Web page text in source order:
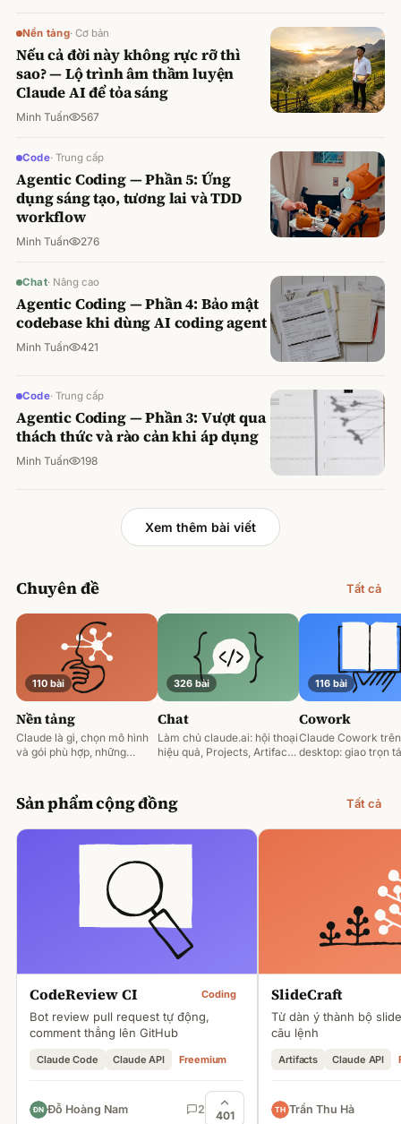
Nền tảng· Cơ bản
Nếu cả đời này không rực rỡ thì
sao? — Lộ trình âm thầm luyện
Claude AI để tỏa sáng
Minh Tuấn 567
Code· Trung cấp
Agentic Coding — Phần 5: Ứng
dụng sáng tạo, tương lai và TDD
workflow
Minh Tuấn 276
Chat· Nâng cao
Agentic Coding — Phần 4: Bảo mật
codebase khi dùng AI coding agent
Minh Tuấn 421
Code· Trung cấp
Agentic Coding — Phần 3: Vượt qua
thách thức và rào cản khi áp dụng
Minh Tuấn 198
Xem thêm bài viết
Chuyên đề Tất cả
110 bài
Nền tảng
Claude là gì, chọn mô hình
và gói phù hợp, những
326 bài
Chat
Làm chủ claude.ai: hội thoại
hiệu quả, Projects, Artifacts
116 bài
Cowork
Claude Cowork trên
desktop: giao trọn
Sản phẩm cộng đồng Tất cả
CodeReview CI Coding
Bot review pull request tự động,
comment thẳng lên GitHub
Claude Code Claude API Freemium
Đỗ Hoàng Nam 2 401
SlideCraft
Từ dàn ý thành bộ
câu lệnh
Artifacts Claude API
Trần Thu Hà